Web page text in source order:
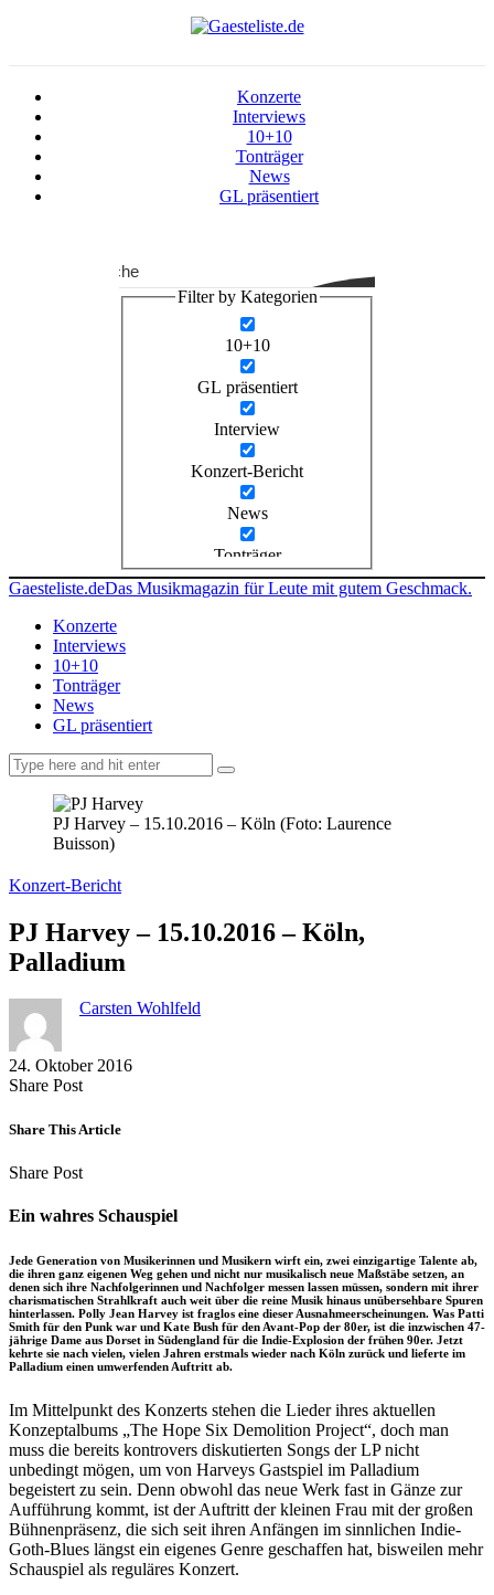
Konzerte
Interviews
10+10
Tonträger
News
GL präsentiert
Suche
Filter by Kategorien
10+10
GL präsentiert
Interview
Konzert-Bericht
News
Tonträger
Gaesteliste.deDas Musikmagazin für Leute mit gutem Geschmack.
Konzerte
Interviews
10+10
Tonträger
News
GL präsentiert
PJ Harvey – 15.10.2016 – Köln (Foto: Laurence
Buisson)
Konzert-Bericht
PJ Harvey – 15.10.2016 – Köln,
Palladium
Carsten Wohlfeld
24. Oktober 2016
Share PostShare
Facebook
Copy
to
Send
via
Share This Article
Share PostShare
Facebook
Copy
to
Send
via
Ein wahres Schauspiel
Jede Generation von Musikerinnen und Musikern wirft ein, zwei einzigartige Talente ab,
die ihren ganz eigenen Weg gehen und nicht nur musikalisch neue Maßstäbe setzen, an
denen sich ihre Nachfolgerinnen und Nachfolger messen lassen müssen, sondern mit ihrer
charismatischen Strahlkraft auch weit über die reine Musik hinaus unübersehbare Spuren
hinterlassen. Polly Jean Harvey ist fraglos eine dieser Ausnahmeerscheinungen. Was Patti
Smith für den Punk war und Kate Bush für den Avant-Pop der 80er, ist die inzwischen 47-
jährige Dame aus Dorset in Südengland für die Indie-Explosion der frühen 90er. Jetzt
kehrte sie nach vielen, vielen Jahren erstmals wieder nach Köln zurück und lieferte im
Palladium einen umwerfenden Auftritt ab.
Im Mittelpunkt des Konzerts stehen die Lieder ihres aktuellen
Konzeptalbums „The Hope Six Demolition Project“, doch man
muss die bereits kontrovers diskutierten Songs der LP nicht
unbedingt mögen, um von Harveys Gastspiel im Palladium
begeistert zu sein. Denn obwohl das neue Werk fast in Gänze zur
Aufführung kommt, ist der Auftritt der kleinen Frau mit der großen
Bühnenpräsenz, die sich seit ihren Anfängen im sinnlichen Indie-
Goth-Blues längst ein eigenes Genre geschaffen hat, bisweilen mehr
Schauspiel als reguläres Konzert.